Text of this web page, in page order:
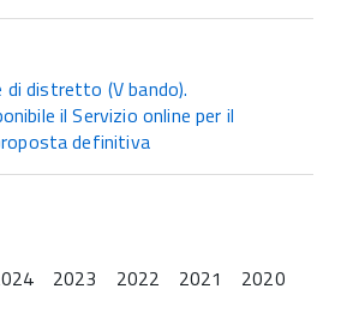
distretto (V bando).
il Servizio online per il
definitiva
2023 2022 2021
2020